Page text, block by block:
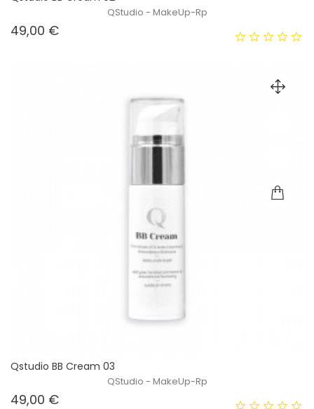
QStudio - MakeUp-Rp
49,00 €Prezzo
Qstudio BB Cream 03
QStudio - MakeUp-Rp
49,00 €Prezzo